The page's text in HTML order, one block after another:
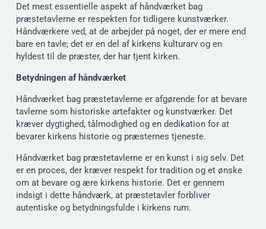
Det mest essentielle aspekt af håndværket bag
præstetavlerne er respekten for tidligere kunstværker.
Håndværkere ved, at de arbejder på noget, der er mere end
bare en tavle; det er en del af kirkens kulturarv og en
hyldest til de præster, der har tjent kirken.
Betydningen af håndværket
Håndværket bag præstetavlerne er afgørende for at bevare
tavlerne som historiske artefakter og kunstværker. Det
kræver dygtighed, tålmodighed og en dedikation for at
bevarer kirkens historie og præsternes tjeneste.
Håndværket bag præstetavlerne er en kunst i sig selv. Det
er en proces, der kræver respekt for tradition og et ønske
om at bevare og ære kirkens historie. Det er gennem
indsigt i dette håndværk, at præstetavler forbliver
autentiske og betydningsfulde i kirkens rum.